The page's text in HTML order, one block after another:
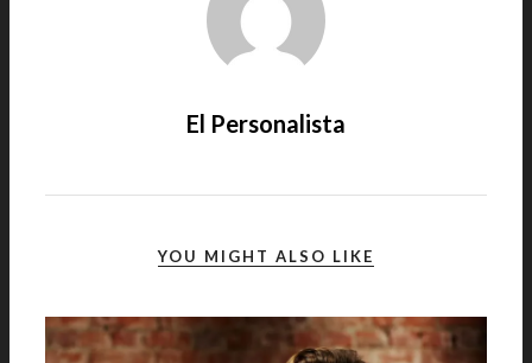
El Personalista
YOU MIGHT ALSO LIKE